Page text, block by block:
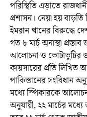
পরিস্থিতি এড়াতে
প্রশাসন। নেয়া হয় বাড়তি
ইমরান খানের বিরুদ্ধে
গত ৮ মার্চ অনাস্থা
আলোচনা ও ভোটাভুটির
কায়সারের প্রতি লিখিত
পাকিস্তানের সংবিধান
মধ্যে স্পিকারকে
অনুযায়ী, ২২ মার্চের